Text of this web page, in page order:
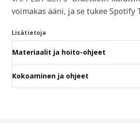
voimakas ääni, ja se tukee Spotify
Lisätietoja
Materiaalit ja hoito-ohjeet
Kokoaminen ja ohjeet